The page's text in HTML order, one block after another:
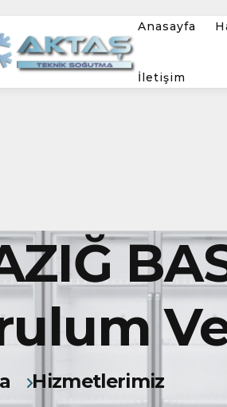
Anasayfa
İletişim
Hizmetlerimiz